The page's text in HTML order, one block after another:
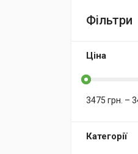
Фільтри
Ціна
3475 грн. –
Категорії